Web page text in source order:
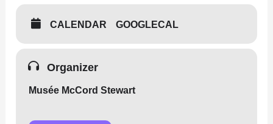
CALENDAR GOOGLECAL
Organizer
Musée McCord Stewart